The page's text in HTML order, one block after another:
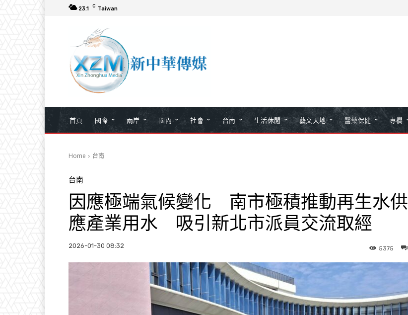
23.1 C Taiwan
首頁 國際 兩岸 國內 社會 台南 生活休閒 藝文天地 醫藥保健 專欄
Home 台南
台南
因應極端氣候變化 南市極積推動再生水供
應產業用水 吸引新北市派員交流取經
2026-01-30 08:32 5375